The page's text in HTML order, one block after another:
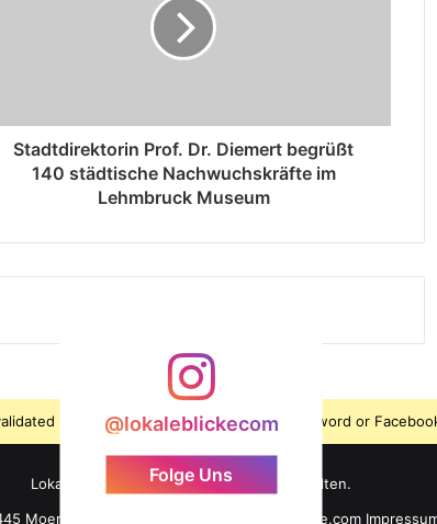
Stadtdirektorin Prof. Dr. Diemert begrüßt
140 städtische Nachwuchskräfte im
Lehmbruck Museum
@lokaleblickecom
Folge Uns
because the user changed their password or
LokaleBlicke ©2026 - Alle Rechte vorbehalten.
Moers +49 176 61 101 464 info@lokaleblicke.com